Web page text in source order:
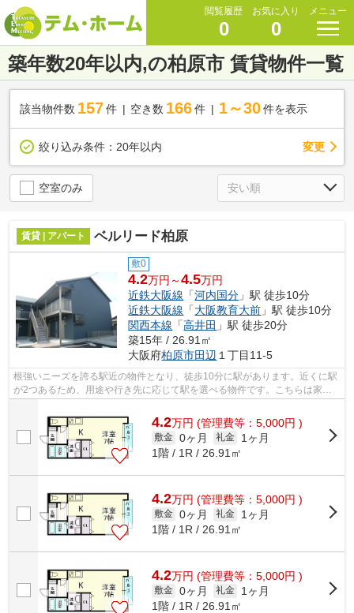
閲覧履歴
0
お気に入り
0
メニュー
築年数20年以内,の柏原市 賃貸物件一覧
該当物件数 157件 空き数 166 件 1～30 件を表示
絞り込み条件： 20年以内 変更
空室のみ
賃貸 | アパート ベルリード柏原
敷0
4.2万円～4.5万円
近鉄大阪線 「河内国分 」駅 徒歩10分
近鉄大阪線 「大阪教育大前 」駅 徒歩10分
関西本線 「高井田 」駅 徒歩20分
築15年 / 26.91㎡
大阪府柏原市田辺 １丁目11-5
根強いニーズを誇る駅近の物件となり、徒歩10分に駅があります。近くに駅
が2つあるため、用途や行き先に応じて駅を選べる物件です。こちらは家賃
4.2万円 (管理費等：5,000円 )
敷金 0ヶ月 礼金
1ヶ月
1階 / 1R / 26.91㎡
4.2万円 (管理費等：5,000円 )
敷金 0ヶ月 礼金
1ヶ月
1階 / 1R / 26.91㎡
4.2万円 (管理費等：5,000円 )
敷金 0ヶ月 礼金
1ヶ月
1階 / 1R / 26.91㎡